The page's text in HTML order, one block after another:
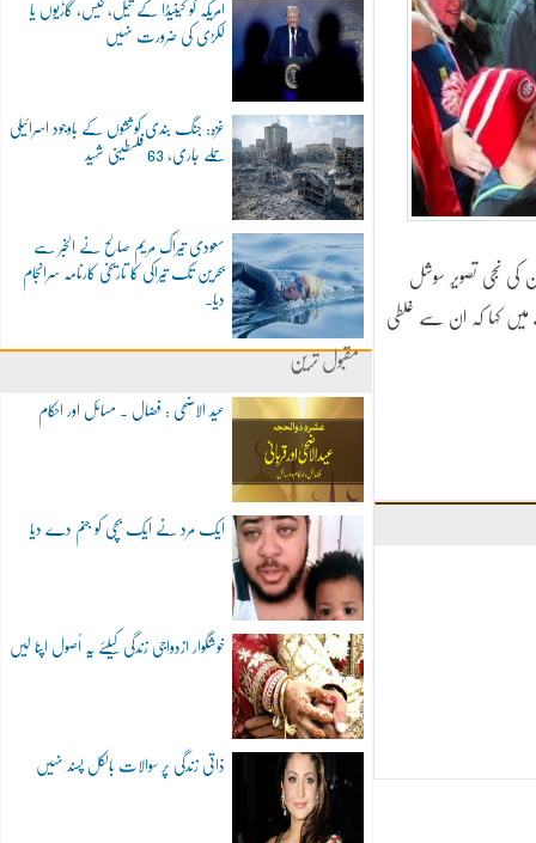
امریکہ کو کینیڈا کے تیل، گیس، گاڑیوں یا
لکڑی کی ضرورت نہیں
غزہ: جنگ بندی کوششوں کے باوجود اسرائیلی
حملے جاری، 63 فلسطینی شہید
سعودی تیراک مریم صالح نے الخبر سے
بحرین تک تیراکی کا تاریخی کارنامہ سرانجام
دیا۔
مقبول ترین
عید الاضحی : فضال ۔ مسائل اور احکام
ایک مرد نے ایک بچی کو جنم دے دیا
خوشگوار ازدواجی زندگی کیلئے یہ اُصول اپنا لیں
ذاتی زندگی پر سوالات بالکل پسند نہیں
کی نجی تصویر سوشل
میں کہا کہ ان سے غلطی